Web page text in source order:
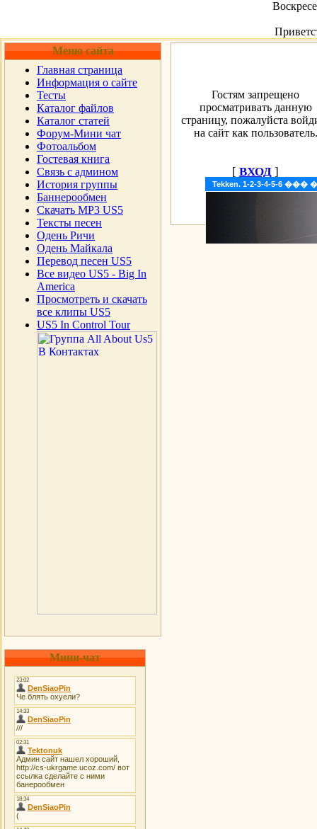
Меню сайта
Главная страница
Информация о сайте
Тесты
Каталог файлов
Каталог статей
Форум-Мини чат
Фотоальбом
Гостевая книга
Cвязь с админом
История группы
Баннерообмен
Скачать MP3 US5
Тексты песен
Одень Ричи
Одень Майкала
Перевод песен US5
Все видео US5 - Big In
America
Просмотреть и скачать
все клипы US5
US5 In Control Tour
Tekken. 1-2-3-4-5-6
Мини-чат
Гостям запрещено
просматривать данную
страницу, пожалуйста
на сайт как пользователь.
[ ВХОД ]